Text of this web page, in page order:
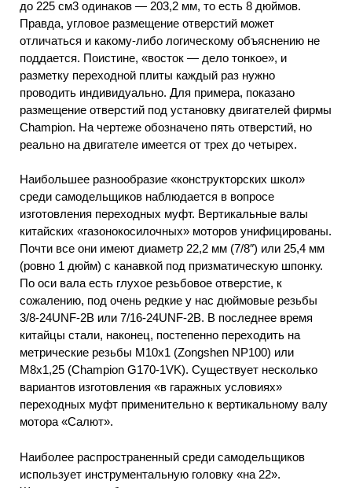
до 225 см3 одинаков — 203,2 мм, то есть 8 дюймов.
Правда, угловое размещение отверстий может
отличаться и какому-либо логическому объяснению не
поддается. Поистине, «восток — дело тонкое», и
разметку переходной плиты каждый раз нужно
проводить индивидуально. Для примера, показано
размещение отверстий под установку двигателей фирмы
Champion. На чертеже обозначено пять отверстий, но
реально на двигателе имеется от трех до четырех.
Наибольшее разнообразие «конструкторских школ»
среди самодельщиков наблюдается в вопросе
изготовления переходных муфт. Вертикальные валы
китайских «газонокосилочных» моторов унифицированы.
Почти все они имеют диаметр 22,2 мм (7/8″) или 25,4 мм
(ровно 1 дюйм) с канавкой под призматическую шпонку.
По оси вала есть глухое резьбовое отверстие, к
сожалению, под очень редкие у нас дюймовые резьбы
3/8-24UNF-2B или 7/16-24UNF-2B. В последнее время
китайцы стали, наконец, постепенно переходить на
метрические резьбы М10х1 (Zongshen NP100) или
М8х1,25 (Champion G170-1VK). Существует несколько
вариантов изготовления «в гаражных условиях»
переходных муфт применительно к вертикальному валу
мотора «Салют».
Наиболее распространенный среди самодельщиков
использует инструментальную головку «на 22».